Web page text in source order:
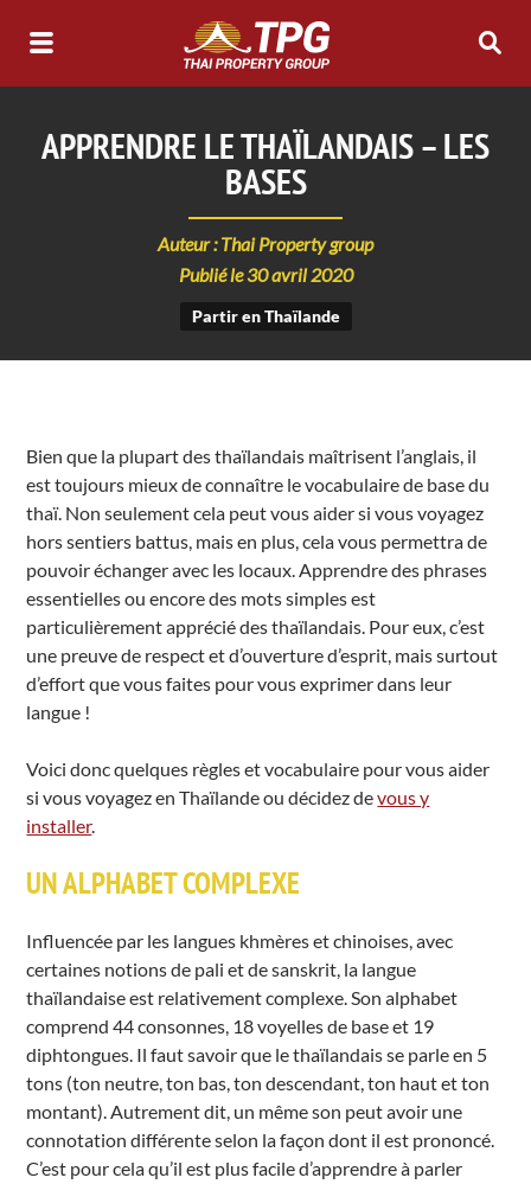
APPRENDRE LE THAÏLANDAIS – LES
BASES
Auteur : Thai Property group
Publié le 30 avril 2020
Partir en Thaïlande
Bien que la plupart des thaïlandais maîtrisent l’anglais, il
est toujours mieux de connaître le vocabulaire de base du
thaï. Non seulement cela peut vous aider si vous voyagez
hors sentiers battus, mais en plus, cela vous permettra de
pouvoir échanger avec les locaux. Apprendre des phrases
essentielles ou encore des mots simples est
particulièrement apprécié des thaïlandais. Pour eux, c’est
une preuve de respect et d’ouverture d’esprit, mais surtout
d’effort que vous faites pour vous exprimer dans leur
langue !
Voici donc quelques règles et vocabulaire pour vous aider
si vous voyagez en Thaïlande ou décidez devous y
installer.
UN ALPHABET COMPLEXE
Influencée par les langues khmères et chinoises, avec
certaines notions de pali et de sanskrit, la langue
thaïlandaise est relativement complexe. Son alphabet
comprend 44 consonnes, 18 voyelles de base et 19
diphtongues. Il faut savoir que le thaïlandais se parle en 5
tons (ton neutre, ton bas, ton descendant, ton haut et ton
montant). Autrement dit, un même son peut avoir une
connotation différente selon la façon dont il est prononcé.
C’est pour cela qu’il est plus facile d’apprendre à parler